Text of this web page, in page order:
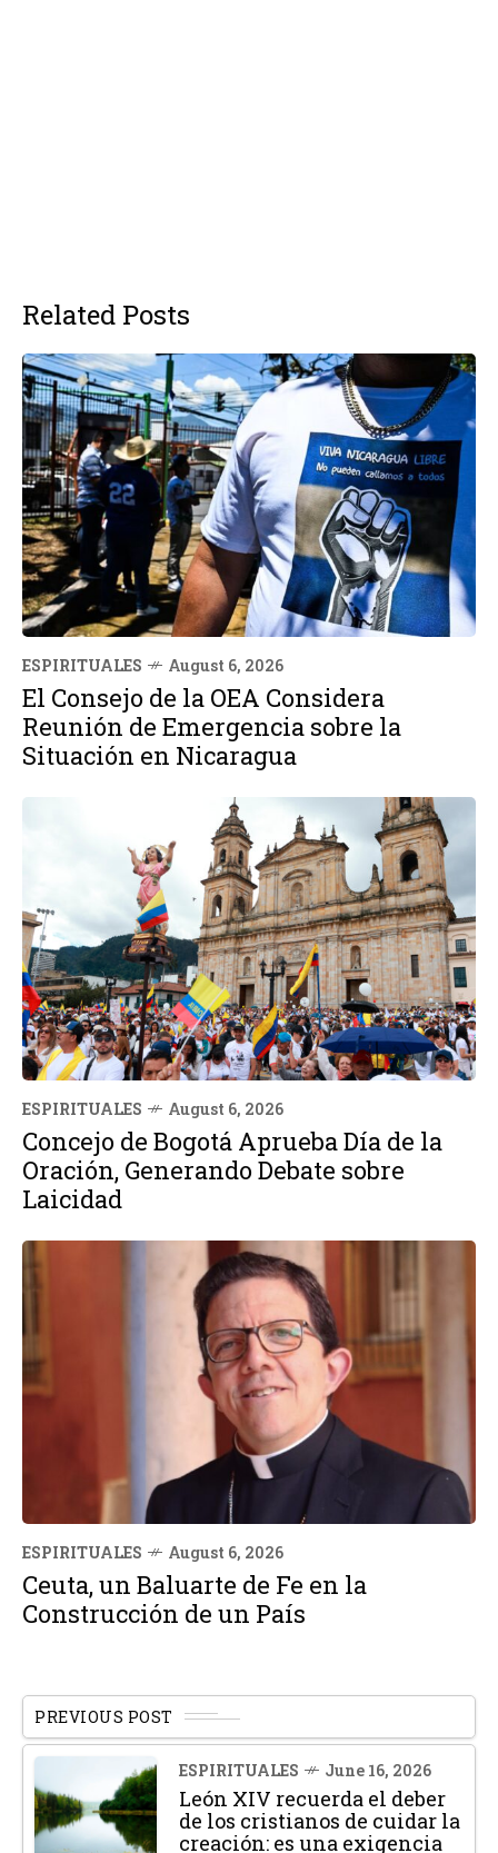
Related Posts
ESPIRITUALES August 6, 2026
El Consejo de la OEA Considera
Reunión de Emergencia sobre la
Situación en Nicaragua
ESPIRITUALES August 6, 2026
Concejo de Bogotá Aprueba Día de la
Oración, Generando Debate sobre
Laicidad
ESPIRITUALES August 6, 2026
Ceuta, un Baluarte de Fe en la
Construcción de un País
PREVIOUS POST
ESPIRITUALES June 16, 2026
León XIV recuerda el deber
de los cristianos de cuidar la
creación: es una exigencia